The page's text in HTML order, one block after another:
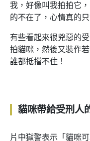
我，好像叫我拍拍它
的不在了，心情真的只
有些看起來很兇惡的
拍貓咪，然後又裝作
誰都抵擋不住！
貓咪帶給受刑人
片中獄警表示「貓咪